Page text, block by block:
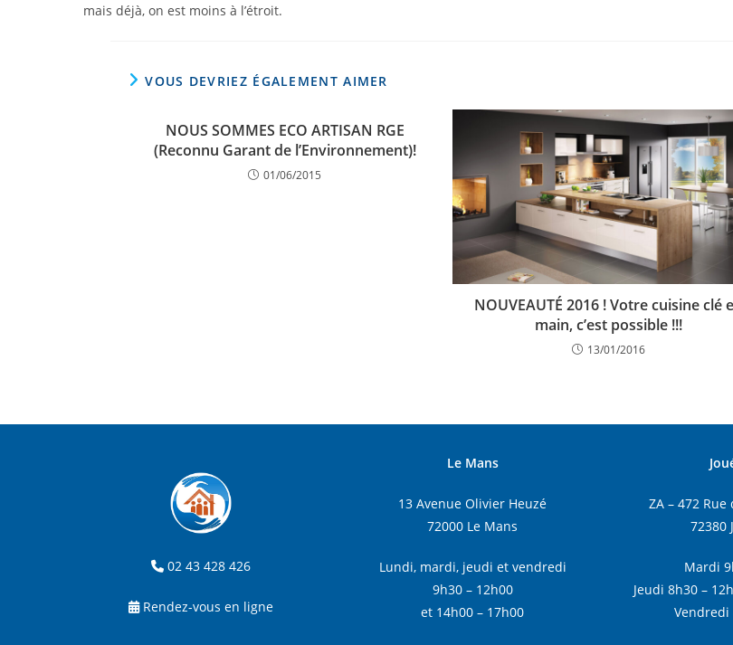
mais déjà, on est moins à l’étroit.
VOUS DEVRIEZ ÉGALEMENT AIMER
NOUS SOMMES ECO ARTISAN RGE
(Reconnu Garant de l’Environnement)!
01/06/2015
NOUVEAUTÉ 2016 ! Votre cuisine clé
main, c’est possible !!!
13/01/2016
02 43 428 426
Rendez-vous en ligne
Le Mans
13 Avenue Olivier Heuzé
72000 Le Mans
Lundi, mardi, jeudi et vendredi
9h30 – 12h00
et 14h00 – 17h00
ZA – 472 Rue
72380
Mardi
Jeudi 8h30 –
Vendredi